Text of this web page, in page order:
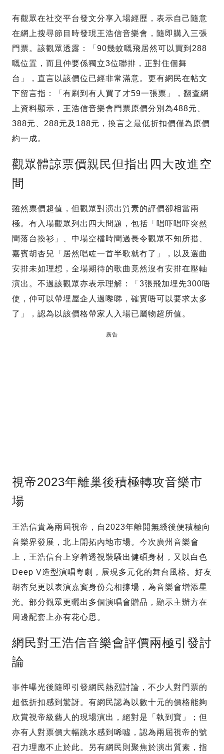
有觀眾在社交平台發文分享入場經歷，表示自己隨意
在網上搜尋節目時發現王浩信音樂會，隨即購入三張
門票。該觀眾透露：「90幾蚊嘅飛居然可以買到288
嘅位置，而且仲要係獨立3位聯排，正對住個舞
台」，直言以該價位已經非常滿意。更有網民在帖文
下留言指：「有刷到有人買了才59一張票」，翻查網
上資料顯示，王浩信音樂會門票原價分別為488元、
388元、288元及188元，換言之最低折扣價僅為原價
約一成。
觀眾體諒票價親民但指出四大改進空
間
雖然票價超值，但觀眾對演出質素的評價卻相當兩
極。有入場觀眾列出四大問題，包括「唱吓唱吓突然
間落台換衫」、中場空檔時間過長令觀眾不知所措、
嘉賓胡杏兒「居然唱咗一首半歌就冇了」，以及選曲
安排未如理想，全場期待的歌曲竟然沒有安排在壓軸
演出。不過該觀眾亦表示理解：「3張飛加埋先300唔
使，仲可以帶埋屋企人過嚟睇，確實唔可以要求太多
了」，認為以該價格帶家人入場已屬物超所值。
廣告
視帝2023年離巢後積極轉攻音樂市
場
王浩信貴為兩屆視帝，自2023年離開無綫後便積極向
音樂界發展，北上開拓內地市場。今次廣州音樂會
上，王浩信台上穿着透視裝騷出健碩身材，又以白色
Deep V造型演唱粵劇，展現多元化的舞台風格。好友
胡杏兒更以表演嘉賓身份亮相撐場，為音樂會增添星
光。部分觀眾更曬出多個演唱會贈品，顯示主辦方在
周邊配套上亦有花心思。
網民對王浩信音樂會評價兩極引發討
論
事件曝光後隨即引發網民熱烈討論，不少人對門票的
超低折扣感到驚訝。有網民認為以數十元的價格能夠
欣賞視帝級藝人的現場演出，絕對是「執到寶」；但
亦有人對票價大幅跳水感到唏噓，認為兩屆視帝的號
召力理應不止於此。另有網民則聚焦於演出質素，指